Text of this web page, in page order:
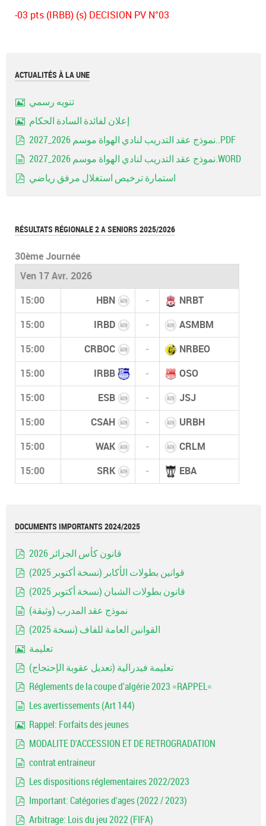
-03 pts (IRBB) (s) DECISION PV N°03
ACTUALITÉS À LA UNE
تنويه رسمي
إعلان لفائدة السادة الحكام
نموذج عقد التدريب لنادي الهواة موسم 2026_2027..PDF
نموذج عقد التدريب لنادي الهواة موسم 2026_2027.WORD
استمارة ترخيص استغلال مرفق رياضي
RÉSULTATS RÉGIONALE 2 A SENIORS 2025/2026
30ème Journée
Ven 17 Avr. 2026
15:00 HBN - NRBT
15:00 IRBD - ASMBM
15:00 CRBOC - NRBEO
15:00 IRBB - OSO
15:00 ESB - JSJ
15:00 CSAH - URBH
15:00 WAK - CRLM
15:00 SRK - EBA
DOCUMENTS IMPORTANTS 2024/2025
قانون كأس الجزائر 2026
قوانين بطولات الأكابر (نسخة أكتوبر 2025)
قانون بطولات الشبان (نسخة أكتوبر 2025)
نموذج عقد المدرب (وثيقة)
القوانين العامة للفاف (نسخة 2025)
تعليمة
تعليمة فيدرالية (تعديل عقوبة الإحتجاج)
Réglements de la coupe d'algérie 2023 =RAPPEL=
Les avertissements (Art 144)
Rappel: Forfaits des jeunes
MODALITE D'ACCESSION ET DE RETROGRADATION
contrat entraineur
Les dispositions réglementaires 2022/2023
Important: Catégories d'ages (2022 / 2023)
Arbitrage: Lois du jeu 2022 (FIFA)